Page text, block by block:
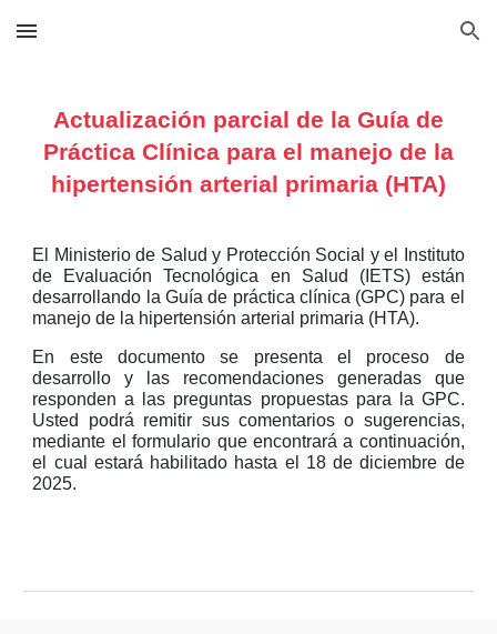
Skip to main content Skip to navigation
Actualización parcial de la Guía de
Práctica Clínica para el manejo de la
hipertensión arterial primaria (HTA)
El Ministerio de Salud y Protección Social y el Instituto
de Evaluación Tecnológica en Salud (IETS) están
desarrollando la Guía de práctica clínica (GPC) para el
manejo de la hipertensión arterial primaria (HTA).
En este documento se presenta el proceso de
desarrollo y las recomendaciones generadas que
responden a las preguntas propuestas para la GPC.
Usted podrá remitir sus comentarios o sugerencias,
mediante el formulario que encontrará a continuación,
el cual estará habilitado hasta el 18 de diciembre de
2025.